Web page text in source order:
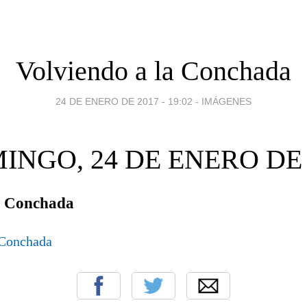
Volviendo a la Conchada
24 DE ENERO DE 2017 - 19:02 - IMÁGENES
24 DE ENERO DE